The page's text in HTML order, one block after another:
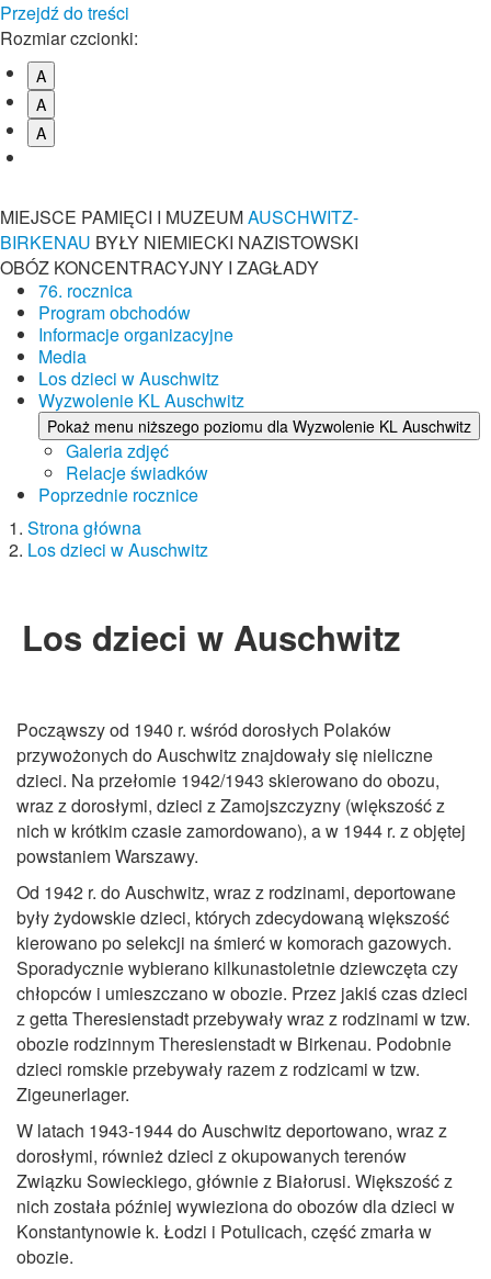
Przejdź do treści
Rozmiar czcionki:
A
A
A
MIEJSCE PAMIĘCI I MUZEUMAUSCHWITZ-
BIRKENAU BYŁY NIEMIECKI NAZISTOWSKI
OBÓZ KONCENTRACYJNY I ZAGŁADY
76. rocznica
Program obchodów
Informacje organizacyjne
Media
Los dzieci w Auschwitz
Wyzwolenie KL Auschwitz
Pokaż menu niższego poziomu dla Wyzwolenie KL Auschwitz
Galeria zdjęć
Relacje świadków
Poprzednie rocznice
Strona główna
Los dzieci w Auschwitz
Los dzieci w Auschwitz
Począwszy od 1940 r. wśród dorosłych Polaków
przywożonych do Auschwitz znajdowały się nieliczne
dzieci. Na przełomie 1942/1943 skierowano do obozu,
wraz z dorosłymi, dzieci z Zamojszczyzny (większość z
nich w krótkim czasie zamordowano), a w 1944 r. z objętej
powstaniem Warszawy.
Od 1942 r. do Auschwitz, wraz z rodzinami, deportowane
były żydowskie dzieci, których zdecydowaną większość
kierowano po selekcji na śmierć w komorach gazowych.
Sporadycznie wybierano kilkunastoletnie dziewczęta czy
chłopców i umieszczano w obozie. Przez jakiś czas dzieci
z getta Theresienstadt przebywały wraz z rodzinami w tzw.
obozie rodzinnym Theresienstadt w Birkenau. Podobnie
dzieci romskie przebywały razem z rodzicami w tzw.
Zigeunerlager.
W latach 1943‑1944 do Auschwitz deportowano, wraz z
dorosłymi, również dzieci z okupowanych terenów
Związku Sowieckiego, głównie z Białorusi. Większość z
nich została później wywieziona do obozów dla dzieci w
Konstantynowie k. Łodzi i Potulicach, część zmarła w
obozie.